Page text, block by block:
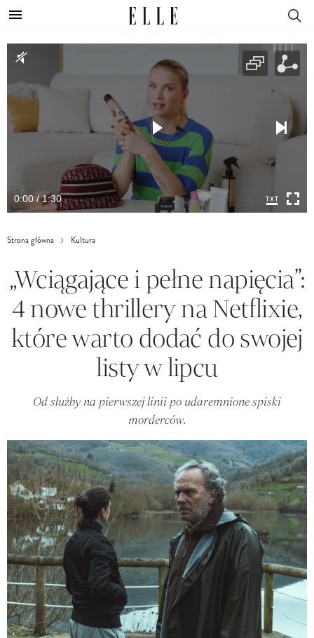
0:00 / 1:30
Strona główna Kultura
„Wciągające i pełne napięcia”:
4 nowe thrillery na Netflixie,
które warto dodać do swojej
listy w lipcu
Od służby na pierwszej linii po udaremnione spiski
morderców.